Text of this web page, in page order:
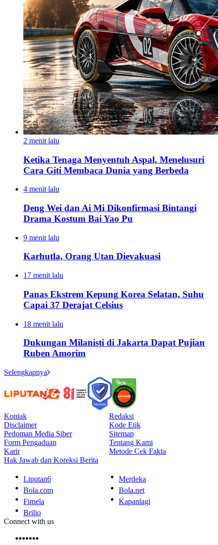
2 menit lalu
Ketika Tenaga Menyentuh Aspal, Menelusuri
Cara Giti Membaca Dunia yang Berbeda
4 menit lalu
Deng Wei dan Ai Mi Dikonfirmasi Bintangi
Drama Kostum Bai Yao Pu
9 menit lalu
Karhutla, Orang Utan Dievakuasi
17 menit lalu
Panas Ekstrem Kepung Korea Selatan, Suhu
Capai 37 Derajat Celsius
18 menit lalu
Dukungan Milanisti di Jakarta Dapat Pujian
Ruben Amorim
Selengkapnya
Kontak
Redaksi
Disclaimer
Kode Etik
Pedoman Media Siber
Sitemap
Form Pengaduan
Tentang Kami
Karir
Metode Cek Fakta
Hak Jawab dan Koreksi Berita
Liputan6
Merdeka
Bola.com
Bola.net
Fimela
Kapanlagi
Brilio
Connect with us